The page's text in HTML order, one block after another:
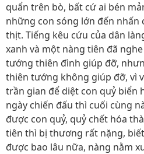
quẩn trên bò, bất cứ ai bén
những con sóng lớn đến nhấn
thịt. Tiếng kêu cứu của dân
xanh và một nàng tiên đã
tướng thiên đình giúp đỡ,
thiên tướng không giúp đỡ, vì
trần gian để diệt con quỷ biển
ngày chiến đấu thì cuối cùng
được con quỷ, quỷ chết hóa
tiên thì bị thương rất nặng,
được bao lâu nữa, nàng nằm